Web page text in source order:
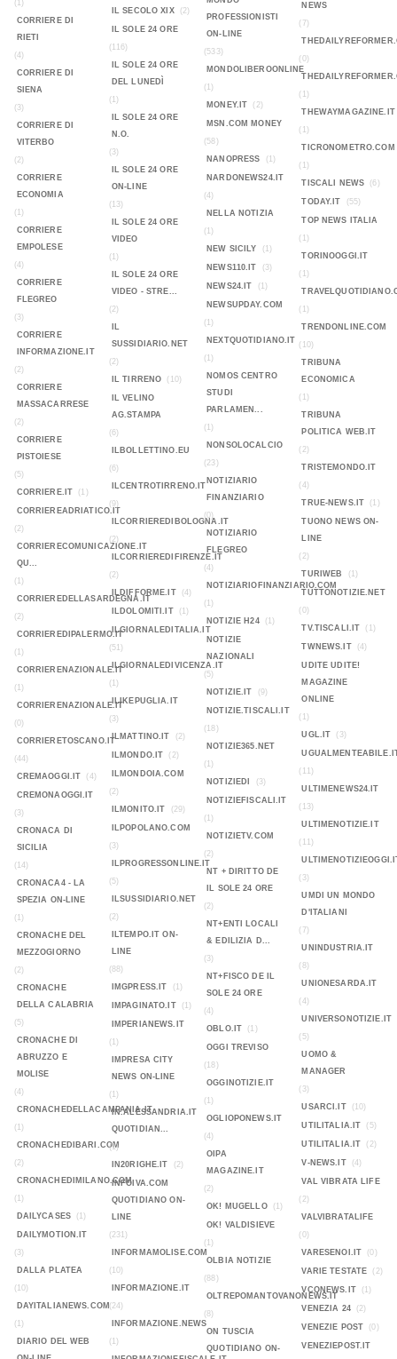
(1)
CORRIERE DI
RIETI
(4)
CORRIERE DI
SIENA
(3)
CORRIERE DI
VITERBO
(2)
CORRIERE
ECONOMIA
(1)
CORRIERE
EMPOLESE
(4)
CORRIERE
FLEGREO
(3)
CORRIERE
INFORMAZIONE.IT
(2)
CORRIERE
MASSACARRESE
(2)
CORRIERE
PISTOIESE
(5)
CORRIERE.IT
(1)
CORRIEREADRIATICO.IT
(2)
CORRIERECOMUNICAZIONE.IT
QU...
(1)
CORRIEREDELLASARDEGNA.IT
(2)
CORRIEREDIPALERMO.IT
(1)
CORRIERENAZIONALE.IT
(1)
CORRIERENAZIONALE.IT
(0)
CORRIERETOSCANO.IT
(44)
CREMAOGGI.IT
(4)
CREMONAOGGI.IT
(3)
CRONACA DI
SICILIA
(14)
CRONACA4 - LA
SPEZIA ON-LINE
(1)
CRONACHE DEL
MEZZOGIORNO
(2)
CRONACHE
DELLA CALABRIA
(5)
CRONACHE DI
ABRUZZO E
MOLISE
(4)
CRONACHEDELLACAMPANIA.IT
(1)
CRONACHEDIBARI.COM
(2)
CRONACHEDIMILANO.COM
(1)
DAILYCASES
(1)
DAILYMOTION.IT
(3)
DALLA PLATEA
(10)
DAYITALIANEWS.COM
(1)
DIARIO DEL WEB
IL SECOLO XIX (2)
IL SOLE 24 ORE
(116)
IL SOLE 24 ORE
DEL LUNEDÌ
(1)
IL SOLE 24 ORE
N.O.
(3)
IL SOLE 24 ORE
ON-LINE
(13)
IL SOLE 24 ORE
VIDEO
(1)
IL SOLE 24 ORE
VIDEO - STRE...
(2)
IL
SUSSIDIARIO.NET
(2)
IL TIRRENO
(10)
IL VELINO
AG.STAMPA
(6)
ILBOLLETTINO.EU
(6)
ILCENTROTIRRENO.IT
(9)
ILCORRIEREDIBOLOGNA.IT
(2)
ILCORRIEREDIFIRENZE.IT
(2)
ILDIFFORME.IT
(4)
ILDOLOMITI.IT (1)
ILGIORNALEDITALIA.IT
(51)
ILGIORNALEDIVICENZA.IT
(1)
ILIKEPUGLIA.IT
(3)
ILMATTINO.IT
(2)
ILMONDO.IT (2)
ILMONDOIA.COM
(2)
ILMONITO.IT
(29)
ILPOPOLANO.COM
(3)
ILPROGRESSONLINE.IT
(5)
ILSUSSIDIARIO.NET
(2)
ILTEMPO.IT ON-
LINE
(88)
IMGPRESS.IT
(1)
IMPAGINATO.IT (1)
IMPERIANEWS.IT
(1)
IMPRESA CITY
NEWS ON-LINE
(1)
IN.ALESSANDRIA.IT
QUOTIDIAN...
(1)
IN20RIGHE.IT
(2)
INFOIVA.COM
QUOTIDIANO ON-
LINE
(231)
INFORMAMOLISE.COM
(10)
INFORMAZIONE.IT
(24)
INFORMAZIONE.NEWS
(1)
PROFESSIONISTI
ON-LINE
(533)
MONDOLIBEROONLINE
(1)
MONEY.IT
(2)
MSN.COM MONEY
(58)
NANOPRESS
(1)
NARDONEWS24.IT
(4)
NELLA NOTIZIA
(1)
NEW SICILY
(1)
NEWS110.IT (3)
NEWS24.IT (1)
NEWSUPDAY.COM
(1)
NEXTQUOTIDIANO.IT
(1)
NOMOS CENTRO
STUDI
PARLAMEN...
(1)
NONSOLOCALCIO
(23)
NOTIZIARIO
FINANZIARIO
(0)
NOTIZIARIO
FLEGREO
(4)
NOTIZIARIOFINANZIARIO.COM
(1)
NOTIZIE H24
(1)
NOTIZIE
NAZIONALI
(5)
NOTIZIE.IT
(9)
NOTIZIE.TISCALI.IT
(18)
NOTIZIE365.NET
(1)
NOTIZIEDI
(3)
NOTIZIEFISCALI.IT
(1)
NOTIZIETV.COM
(2)
NT + DIRITTO DE
IL SOLE 24 ORE
(2)
NT+ENTI LOCALI
& EDILIZIA D...
(3)
NT+FISCO DE IL
SOLE 24 ORE
(4)
OBLO.IT
(1)
OGGI TREVISO
(18)
OGGINOTIZIE.IT
(1)
OGLIOPONEWS.IT
(4)
OIPA
MAGAZINE.IT
(2)
OK! MUGELLO
(1)
OK! VALDISIEVE
(1)
OLBIA NOTIZIE
(88)
OLTREPOMANTOVANONEWS.IT
(8)
ON TUSCIA
QUOTIDIANO ON-
NEWS
(7)
(0)
(1)
THEWAYMAGAZINE.IT
(1)
TICRONOMETRO.COM
(1)
TISCALI NEWS
(6)
TODAY.IT (55)
TOP NEWS ITALIA
(1)
TORINOOGGI.IT
(1)
(1)
TRENDONLINE.COM
(10)
TRIBUNA
ECONOMICA
(1)
TRIBUNA
POLITICA WEB.IT
(2)
TRISTEMONDO.IT
(4)
TRUE-NEWS.IT
(1)
TUONO NEWS ON-
LINE
(2)
TURIWEB
(1)
TUTTONOTIZIE.NET
(0)
TV.TISCALI.IT
(1)
TWNEWS.IT (4)
UDITE UDITE!
MAGAZINE
ONLINE
(1)
UGL.IT
(3)
(11)
ULTIMENEWS24.IT
(13)
ULTIMENOTIZIE.IT
(11)
(3)
UMDI UN MONDO
D'ITALIANI
(7)
UNINDUSTRIA.IT
(8)
UNIONESARDA.IT
(4)
UNIVERSONOTIZIE.IT
(5)
UOMO &
MANAGER
(3)
USARCI.IT
(10)
UTILITALIA.IT (5)
UTILITALIA.IT (2)
V-NEWS.IT (4)
VAL VIBRATA LIFE
(2)
VALVIBRATALIFE
(0)
VARESENOI.IT
(0)
VARIE TESTATE (2)
VCONEWS.IT (1)
VENEZIA 24 (2)
VENEZIE POST (0)
VENEZIEPOST.IT